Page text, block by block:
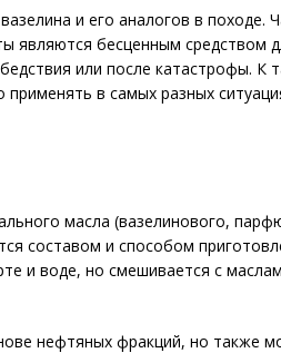
и его аналогов в походе.
являются бесценным средством
или после катастрофы. К
в самых разных
масла (вазелинового,
составом и способом
и воде, но смешивается с
нефтяных фракций, но также